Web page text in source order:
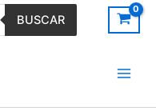
BUSCAR